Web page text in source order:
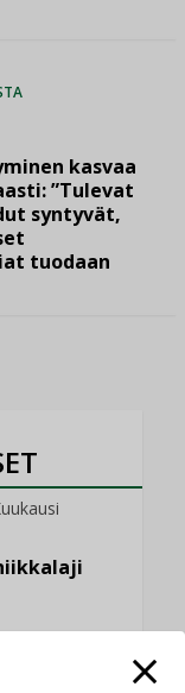
kasvaa
”Tulevat
syntyvät,
tuodaan